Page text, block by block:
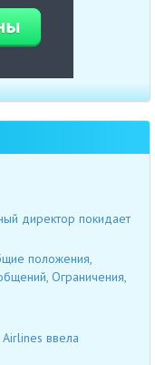
директор покидает
положения,
Ограничения,
ввела